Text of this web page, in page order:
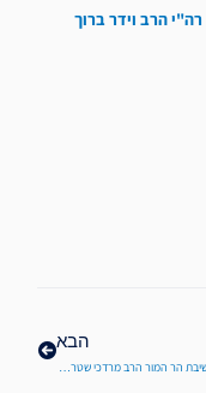
רה"י הרב וידר ברוך
הבא
הספד לראש ישיבת הר המור הרב מרדכי שטרנברג זצ"ל | לקראת היציאה ללוויה